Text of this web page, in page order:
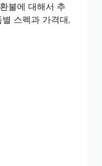
불에 대해서 추
스펙과 가격대,